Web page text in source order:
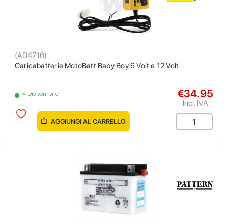
Caricabatterie MotoBatt Baby Boy 6 Volt e 12 Volt
(AD4716)
4 Disponibile €34.95
Incl. IVA
AGGIUNGI AL CARRELLO